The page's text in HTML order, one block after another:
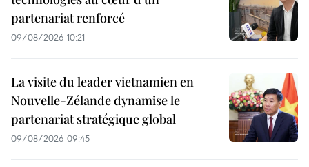
partenariat renforcé
09/08/2026 10:21
La visite du leader vietnamien en
Nouvelle-Zélande dynamise le
partenariat stratégique global
09/08/2026 09:45